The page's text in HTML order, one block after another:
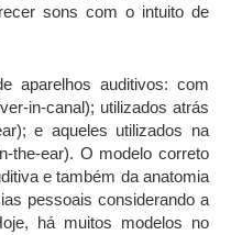
sons com o intuito de
aparelhos auditivos: com
in-canal); utilizados atrás
e aqueles utilizados na
the-ear). O modelo correto
e também da anatomia
pessoais considerando a
há muitos modelos no